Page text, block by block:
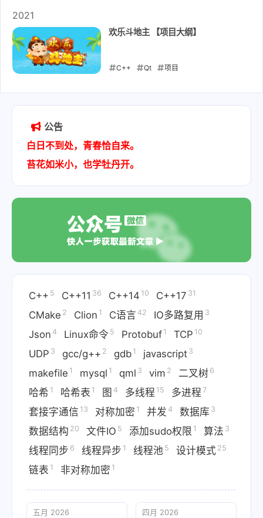
2021
欢乐斗地主 【项目大纲】
C++ Qt 项目
公告
白日不到处，青春恰自来。
苔花如米小，也学牡丹开。
C++ 5 C++11 36 C++14 10 C++17 31
CMake 2 Clion 1 C语言 42 IO多路复用 3
Json 4 Linux命令 5 Protobuf 1 TCP 10
UDP 3 gcc/g++ 2 gdb 1 javascript 3
makefile 1 mysql 1 qml 3 vim 2 二叉树 6
哈希 1 哈希表 1 图 4 多线程 15 多进程 7
套接字通信 13 对称加密 1 并发 4 数据库 3
数据结构 20 文件IO 5 添加sudo权限 1 算法 3
线程同步 6 线程异步 1 线程池 5 设计模式 25
链表 1 非对称加密 1
五月 2026 四月 2026